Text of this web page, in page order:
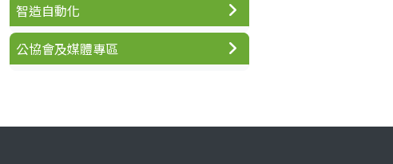
智造自動化
公協會及媒體專區